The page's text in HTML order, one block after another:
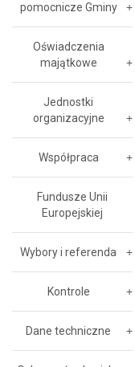
pomocnicze Gminy
Oświadczenia
majątkowe
Jednostki
organizacyjne
Współpraca
Fundusze Unii
Europejskiej
Wybory i referenda
Kontrole
Dane techniczne